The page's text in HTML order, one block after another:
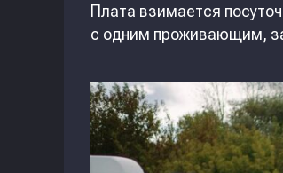
Плата взимается
с одним проживающим,